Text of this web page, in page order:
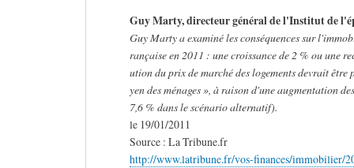
Guy Marty, directeur général de l'Institut de
Guy Marty a examiné les conséquences sur
rançaise en 2011 : une croissance de 2 % ou une
ution du prix de marché des logements devrait
yen des ménages », à raison d'une augmentation
7,6 % dans le scénario alternatif).
le 19/01/2011
Source : La Tribune.fr
http://www.latribune.fr/vos-finances/immobilier/